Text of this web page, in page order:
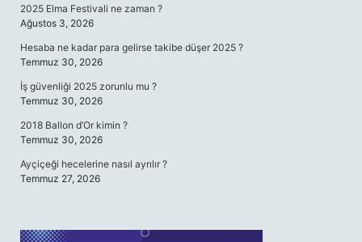
2025 Elma Festivali ne zaman ?
Ağustos 3, 2026
Hesaba ne kadar para gelirse takibe düşer 2025 ?
Temmuz 30, 2026
İş güvenliği 2025 zorunlu mu ?
Temmuz 30, 2026
2018 Ballon d’Or kimin ?
Temmuz 30, 2026
Ayçiçeği hecelerine nasıl ayrılır ?
Temmuz 27, 2026